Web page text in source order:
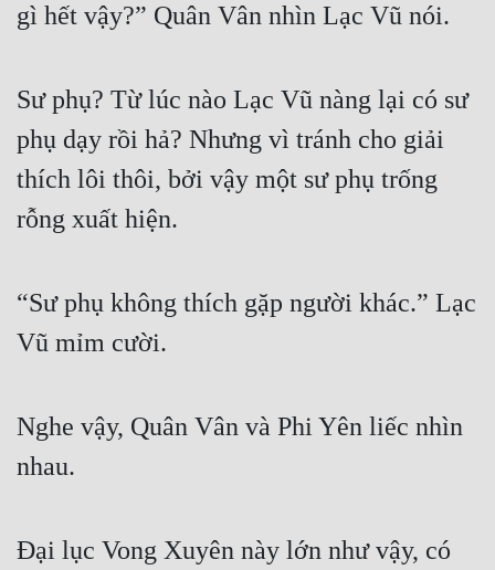
gì hết vậy?” Quân Vân nhìn Lạc Vũ nói.
Sư phụ? Từ lúc nào Lạc Vũ nàng lại có sư
phụ dạy rồi hả? Nhưng vì tránh cho giải
thích lôi thôi, bởi vậy một sư phụ trống
rỗng xuất hiện.
“Sư phụ không thích gặp người khác.” Lạc
Vũ mỉm cười.
Nghe vậy, Quân Vân và Phi Yên liếc nhìn
nhau.
Đại lục Vong Xuyên này lớn như vậy, có